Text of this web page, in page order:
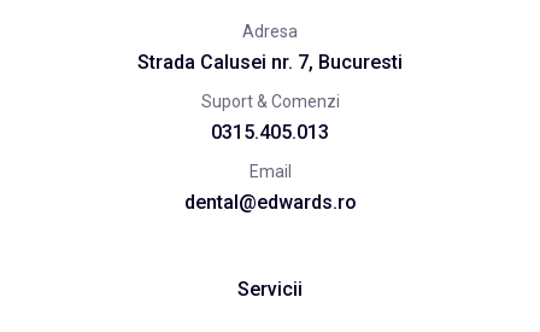
Adresa
Strada Calusei nr. 7, Bucuresti
Suport & Comenzi
0315.405.013
Email
dental@edwards.ro
Servicii